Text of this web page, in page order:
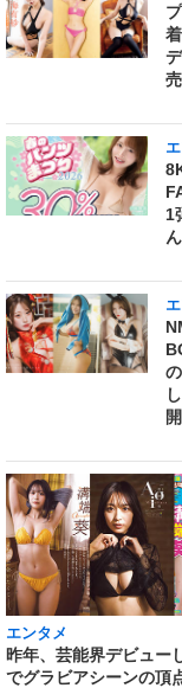
売
1
ん
エンタメ
昨年、芸能界デビュー
でグラビアシーンの頂